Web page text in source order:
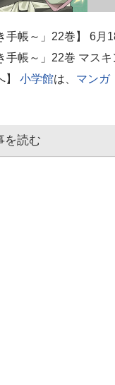
手帳～」22巻】 6月
手帳～」22巻 マスキ
】 小学館は、 マンガ
を読む